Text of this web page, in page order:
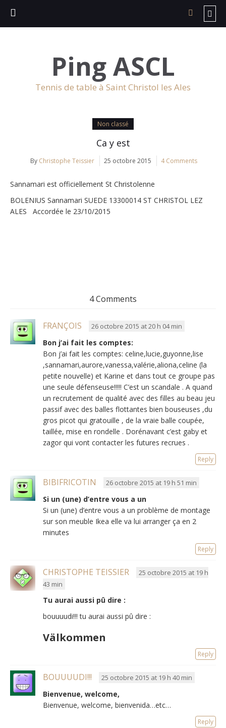
Ping ASCL
Tennis de table à Saint Christol les Ales
Non classé
Ca y est
By Christophe Teissier 25 octobre 2015 4 Comments
Sannamari est officiellement St Christolenne
BOLENIUS Sannamari SUEDE 13300014 ST CHRISTOL LEZ
ALES Accordée le 23/10/2015
4 Comments
FRANÇOIS 26 octobre 2015 at 20 h 04 min
Bon j’ai fait les comptes:
Bon j’ai fait les comptes: celine,lucie,guyonne,lise
,sannamari,aurore,vanessa,valérie,aliona,celine (la
petite nouvelle) et Karine et dans tout ce groupe pas
une seule défenseuse!!!!! C’est un scandale . A quand
un recrutement de qualité avec des filles au beau jeu
passif avec des balles flottantes bien bouseuses ,du
gros picot qui gratouille , de la vraie balle coupée,
taillée, mise en rondelle . Dorénavant c’est gaby et
zagor qui vont contacter les futures recrues .
Reply
BIBIFRICOTIN 26 octobre 2015 at 19 h 51 min
Si un (une) d’entre vous a un
Si un (une) d’entre vous a un problème de montage
sur son meuble Ikea elle va lui arranger ça en 2
minutes
Reply
CHRISTOPHE TEISSIER
25 octobre 2015 at 19 h
43 min
Tu aurai aussi pû dire :
bouuuudi!!! tu aurai aussi pû dire :
Välkommen
Reply
BOUUUUDI!!! 25 octobre 2015 at 19 h 40 min
Bienvenue, welcome,
Bienvenue, welcome, bienvenida…etc…
Reply